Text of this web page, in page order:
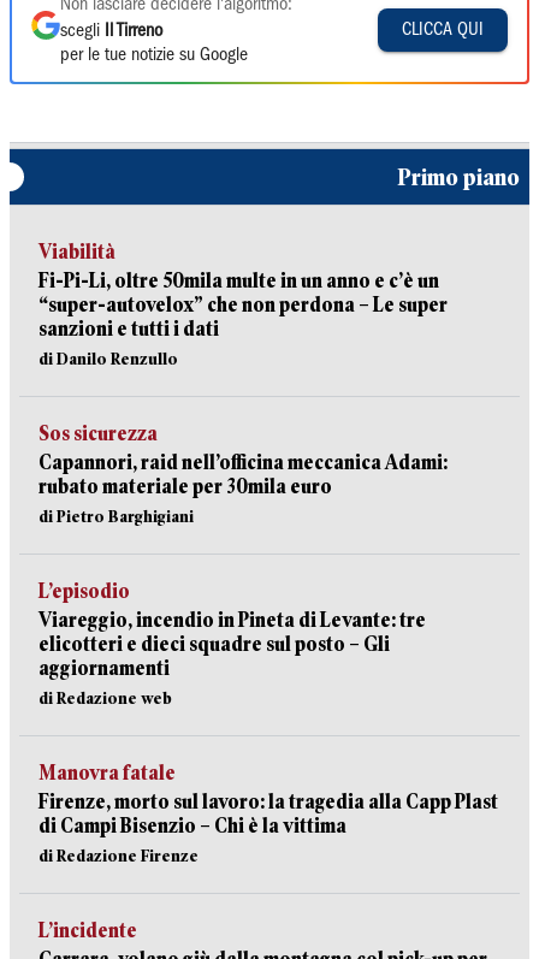
Non lasciare decidere l'algoritmo:
scegli
Il Tirreno
per le tue notizie su Google
CLICCA QUI
Primo piano
Viabilità
Fi-Pi-Li, oltre 50mila multe in un anno e c’è un
“super-autovelox” che non perdona – Le super
sanzioni e tutti i dati
di Danilo Renzullo
Sos sicurezza
Capannori, raid nell’officina meccanica Adami:
rubato materiale per 30mila euro
di Pietro Barghigiani
L’episodio
Viareggio, incendio in Pineta di Levante: tre
elicotteri e dieci squadre sul posto – Gli
aggiornamenti
di Redazione web
Manovra fatale
Firenze, morto sul lavoro: la tragedia alla Capp Plast
di Campi Bisenzio – Chi è la vittima
di Redazione Firenze
L’incidente